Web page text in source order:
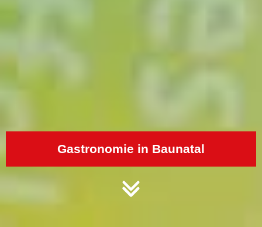
Gastronomie in Baunatal